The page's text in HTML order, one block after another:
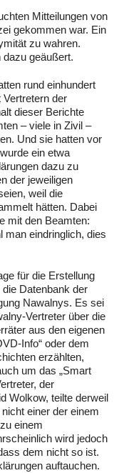
Mitteilungen von
gekommen war. Ein
zu wahren.
dazu geäußert.
rund einhundert
Vertretern der
dieser Berichte
– viele in Zivil –
Und sie hatten vor
ein etwa
dazu zu
der jeweiligen
weil die
hätten. Dabei
mit den Beamten:
man eindringlich, dies
für die Erstellung
Datenbank der
Nawalnys. Es sei
Vertreter über die
aus den eigenen
Info“ oder dem
erzählten,
um das „Smart
der
Wolkow, teilte derweil
einer der einem
einem
wird jedoch
dem nicht so ist.
auftauchen.